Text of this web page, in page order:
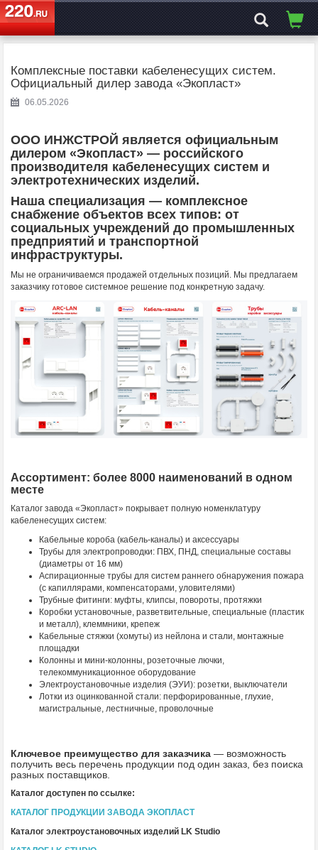
ЭЛЕКТРОСАЙТ№1
Комплексные поставки кабеленесущих систем.
Официальный дилер завода «Экопласт»
06.05.2026
ООО ИНЖСТРОЙ является официальным
дилером «Экопласт» — российского
производителя кабеленесущих систем и
электротехнических изделий.
Наша специализация — комплексное
снабжение объектов всех типов: от
социальных учреждений до промышленных
предприятий и транспортной
инфраструктуры.
Мы не ограничиваемся продажей отдельных позиций. Мы предлагаем
заказчику готовое системное решение под конкретную задачу.
Ассортимент: более 8000 наименований в одном
месте
Каталог завода «Экопласт» покрывает полную номенклатуру
кабеленесущих систем:
Кабельные короба (кабель-каналы) и аксессуары
Трубы для электропроводки: ПВХ, ПНД, специальные составы
(диаметры от 16 мм)
Аспирационные трубы для систем раннего обнаружения пожара
(с капиллярами, компенсаторами, уловителями)
Трубные фитинги: муфты, клипсы, повороты, протяжки
Коробки установочные, разветвительные, специальные (пластик
и металл), клеммники, крепеж
Кабельные стяжки (хомуты) из нейлона и стали, монтажные
площадки
Колонны и мини-колонны, розеточные лючки,
телекоммуникационное оборудование
Электроустановочные изделия (ЭУИ): розетки, выключатели
Лотки из оцинкованной стали: перфорированные, глухие,
магистральные, лестничные, проволочные
Ключевое преимущество для заказчика — возможность
получить весь перечень продукции под один заказ, без поиска
разных поставщиков.
Каталог доступен по ссылке:
КАТАЛОГ ПРОДУКЦИИ ЗАВОДА ЭКОПЛАСТ
Каталог электроустановочных изделий LK Studio